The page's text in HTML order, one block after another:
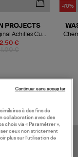
€
PROJECTS
Achilles Cuir
-70%
à des fins de
collaboration avec des
choix via « Paramétrer »,
ceux non strictement
plus sur l’utilisation de
Continuer sans accepter